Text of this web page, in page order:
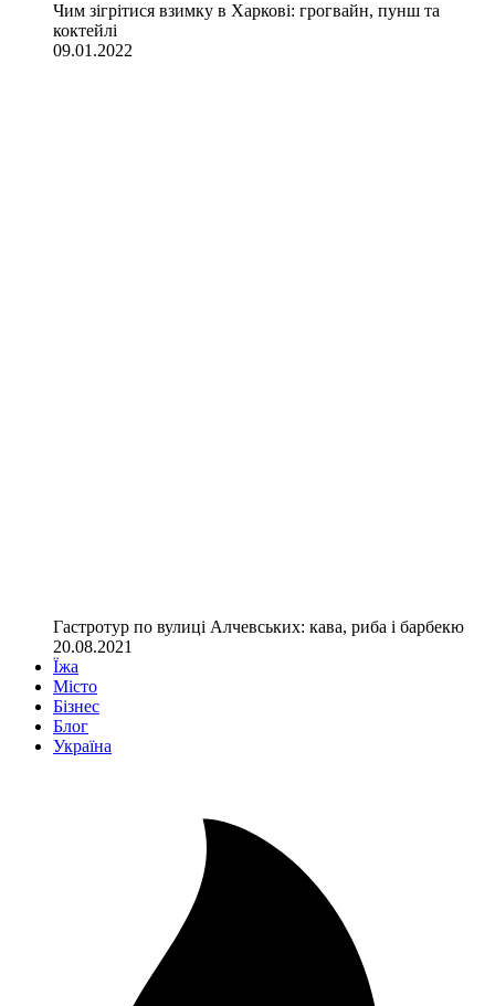
Чим зігрітися взимку в Харкові: грогвайн, пунш та
коктейлі
09.01.2022
Гастротур по вулиці Алчевських: кава, риба і барбекю
20.08.2021
Їжа
Місто
Бізнес
Блог
Україна